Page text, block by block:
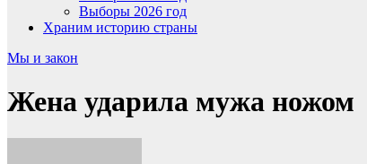
Выборы 2026 год
Храним историю страны
Мы и закон
Жена ударила мужа ножом